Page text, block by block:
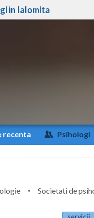
in Ialomita
recenta Psihologi
Societati de
servicii